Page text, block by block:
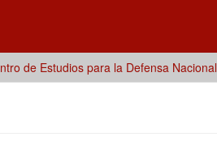
de Estudios para la Defensa Nacional